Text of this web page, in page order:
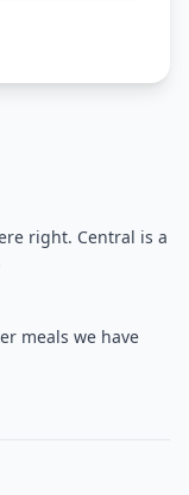
right. Central is a
meals we have